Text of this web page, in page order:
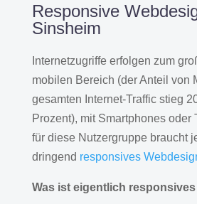
Responsive
Sinsheim
Internetzugriffe erfolgen zum
mobilen Bereich (der Anteil von
gesamten Internet-Traffic stieg
Prozent), mit Smartphones oder
für diese Nutzergruppe braucht
dringend responsives
Was ist eigentlich